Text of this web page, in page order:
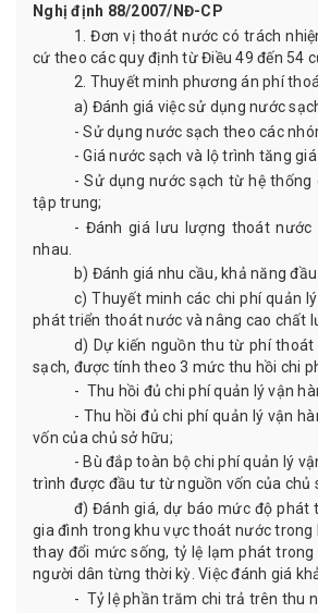
Nghị định 88/2007/NĐ-CP
1. Đơn vị thoát nước có trách
cứ theo các quy định từ Điều 49 đến 54
2. Thuyết minh phương án phí
a) Đánh giá việc sử dụng nước
- Sử dụng nước sạch theo các
- Giá nước sạch và lộ trình tăng
- Sử dụng nước sạch từ hệ
tập trung;
- Đánh giá lưu lượng thoát
nhau.
b) Đánh giá nhu cầu, khả năng
c) Thuyết minh các chi phí quản
phát triển thoát nước và nâng cao chất
d) Dự kiến nguồn thu từ phí
sạch, được tính theo 3 mức thu hồi chi
- Thu hồi đủ chi phí quản lý vận
- Thu hồi đủ chi phí quản lý vận
vốn của chủ sở hữu;
- Bù đắp toàn bộ chi phí quản lý
trình được đầu tư từ nguồn vốn của chủ
đ) Đánh giá, dự báo mức độ phát
gia đình trong khu vực thoát nước
thay đổi mức sống, tỷ lệ lạm phát
người dân từng thời kỳ. Việc đánh giá
- Tỷ lệ phần trăm chi trả trên thu